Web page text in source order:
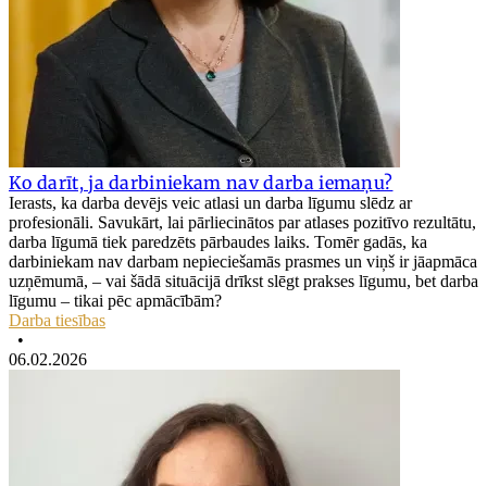
Ko darīt, ja darbiniekam nav darba iemaņu?
Ierasts, ka darba devējs veic atlasi un darba līgumu slēdz ar
profesionāli. Savukārt, lai pārliecinātos par atlases pozitīvo rezultātu,
darba līgumā tiek paredzēts pārbaudes laiks. Tomēr gadās, ka
darbiniekam nav darbam nepieciešamās prasmes un viņš ir jāapmāca
uzņēmumā, – vai šādā situācijā drīkst slēgt prakses līgumu, bet darba
līgumu – tikai pēc apmācībām?
Darba tiesības
•
06.02.2026